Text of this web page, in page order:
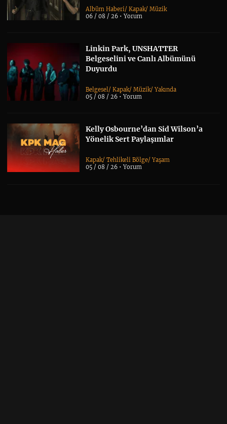
Albüm Haberi/Kapak/Müzik
06 / 08 / 26 •Yorum
Linkin Park, UNSHATTER
Belgeselini ve Canlı Albümünü
Duyurdu
Belgesel/Kapak/Müzik/Yakında
05 / 08 / 26 •Yorum
Kelly Osbourne’dan Sid Wilson’a
Yönelik Sert Paylaşımlar
Kapak/Tehlikeli Bölge/Yaşam
05 / 08 / 26 •Yorum